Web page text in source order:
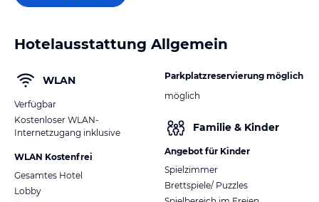
Hotelausstattung Allgemein
WLAN
Verfügbar
Kostenloser WLAN-
Internetzugang inklusive
WLAN Kostenfrei
Gesamtes Hotel
Lobby
Parkplatzreservierung möglich
möglich
Familie & Kinder
Angebot für Kinder
Spielzimmer
Brettspiele/ Puzzles